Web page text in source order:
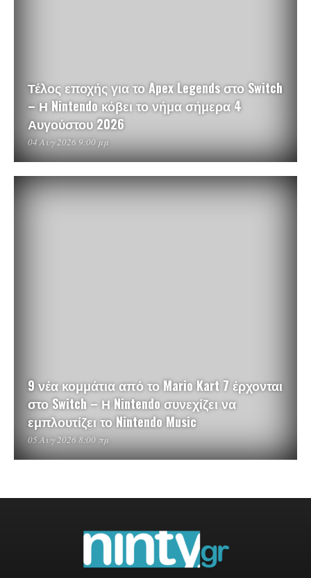
Τέλος εποχής για το Apex Legends στο Switch
– Η Nintendo κόβει το νήμα σήμερα 4
Αυγούστου 2026
04 Αυγ 2026 9:00 μμ
9 νέα κομμάτια από το Mario Kart 7 έρχονται
στο Switch – Η Nintendo συνεχίζει να
εμπλουτίζει το Nintendo Music
05 Αυγ 2026 8:00 πμ